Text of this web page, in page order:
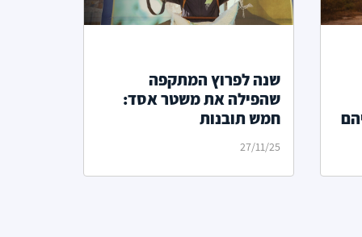
שנה לפרוץ המתקפה
שהפילה את משטר אסד:
חמש תובנות
27/11/25